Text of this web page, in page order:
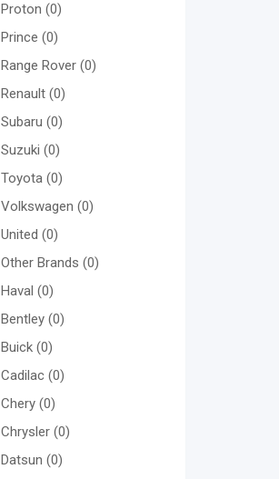
Proton (0)
Prince (0)
Range Rover (0)
Renault (0)
Subaru (0)
Suzuki (0)
Toyota (0)
Volkswagen (0)
United (0)
Other Brands (0)
Haval (0)
Bentley (0)
Buick (0)
Cadilac (0)
Chery (0)
Chrysler (0)
Datsun (0)